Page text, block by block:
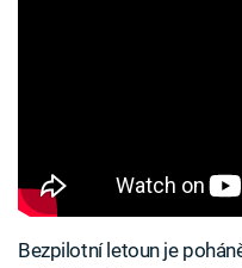
Bezpilotní letoun je